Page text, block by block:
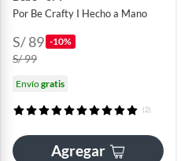
Por Be Crafty I Hecho a Mano
S/ 89 -10%
S/ 99
Envíogratis
(2)
Agregar